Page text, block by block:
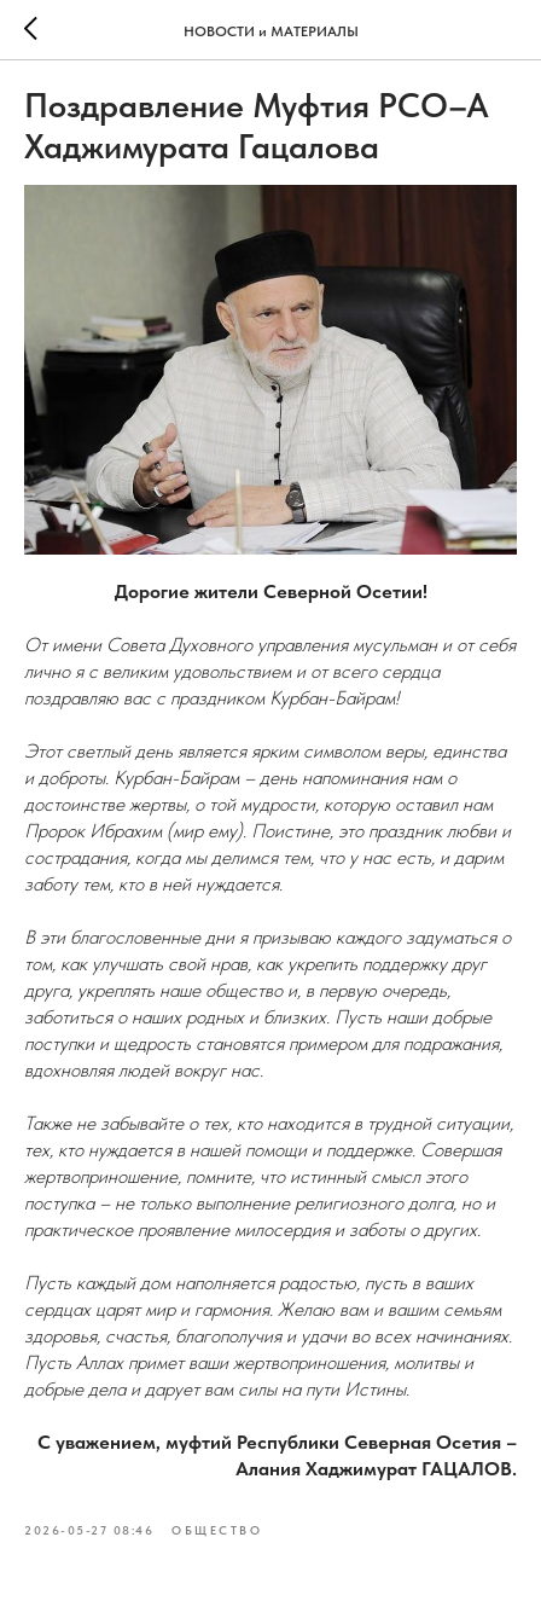
НОВОСТИ и МАТЕРИАЛЫ
Поздравление Муфтия РСО–А
Хаджимурата Гацалова
Дорогие жители Северной Осетии!
От имени Совета Духовного управления мусульман и от себя
лично я с великим удовольствием и от всего сердца
поздравляю вас с праздником Курбан-Байрам!
Этот светлый день является ярким символом веры, единства
и доброты. Курбан-Байрам – день напоминания нам о
достоинстве жертвы, о той мудрости, которую оставил нам
Пророк Ибрахим (мир ему). Поистине, это праздник любви и
сострадания, когда мы делимся тем, что у нас есть, и дарим
заботу тем, кто в ней нуждается.
В эти благословенные дни я призываю каждого задуматься о
том, как улучшать свой нрав, как укрепить поддержку друг
друга, укреплять наше общество и, в первую очередь,
заботиться о наших родных и близких. Пусть наши добрые
поступки и щедрость становятся примером для подражания,
вдохновляя людей вокруг нас.
Также не забывайте о тех, кто находится в трудной ситуации,
тех, кто нуждается в нашей помощи и поддержке. Совершая
жертвоприношение, помните, что истинный смысл этого
поступка – не только выполнение религиозного долга, но и
практическое проявление милосердия и заботы о других.
Пусть каждый дом наполняется радостью, пусть в ваших
сердцах царят мир и гармония. Желаю вам и вашим семьям
здоровья, счастья, благополучия и удачи во всех начинаниях.
Пусть Аллах примет ваши жертвоприношения, молитвы и
добрые дела и дарует вам силы на пути Истины.
С уважением, муфтий Республики Северная Осетия –
Алания Хаджимурат ГАЦАЛОВ.
2026-05-27 08:46 ОБЩЕСТВО